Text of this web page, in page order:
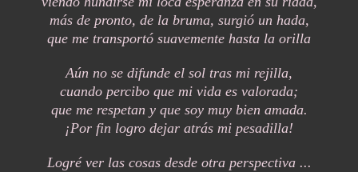
más de pronto, de la bruma, surgió un hada,
que me transportó suavemente hasta la orilla
Aún no se difunde el sol tras mi rejilla,
cuando percibo que mi vida es valorada;
que me respetan y que soy muy bien amada.
¡Por fin logro dejar atrás mi pesadilla!
Logré ver las cosas desde otra perspectiva ...